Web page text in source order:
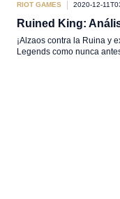
RIOT GAMES 2020-12-
Ruined King:
¡Alzaos contra la Ruina y
Legends como nunca